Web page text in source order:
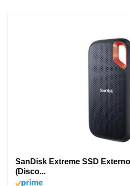
SanDisk Extreme SSD
(Disco...